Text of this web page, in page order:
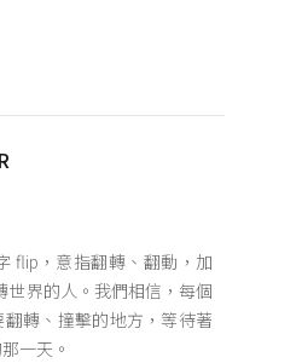
flip，意指翻轉、翻動，加
世界的人。我們相信，每個
轉、撞擊的地方，等待著
一天。